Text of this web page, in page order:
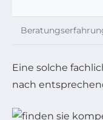
Eine solche
nach